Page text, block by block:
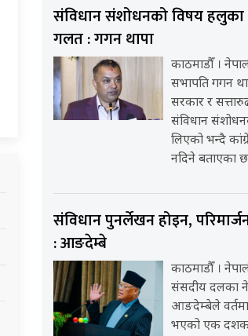
संविधान संशोधनको विषय हलुका
गलत : गगन थापा
काठमाडौँ ।
सभापति गगन
सरकार र
संविधान
लिएको भन्दै
नदिने बताएका
संविधान पुनर्लेखन होइन,
: आङदेम्बे
काठमाडौँ ।
संसदीय दलका
आङदेम्बेले
भएको एक दशक